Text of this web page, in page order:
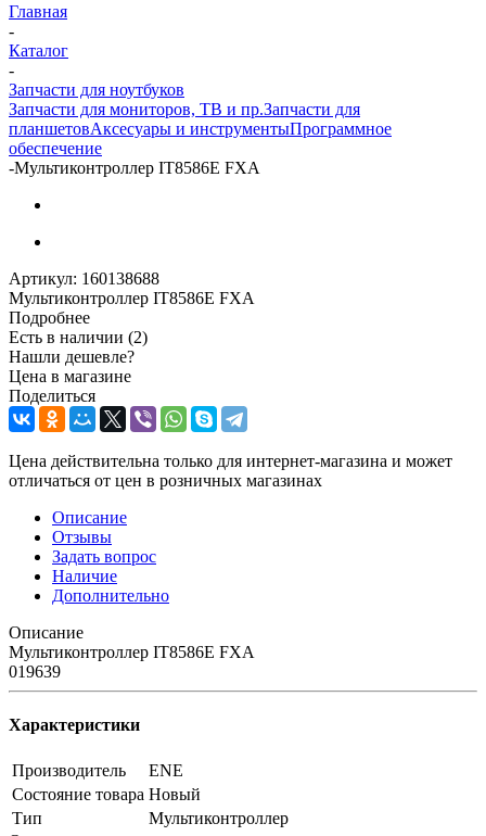
Главная
-
Каталог
-
Запчасти для ноутбуков
Запчасти для мониторов, ТВ и пр.Запчасти для
планшетовАксесуары и инструментыПрограммное
обеспечение
-Мультиконтроллер IT8586E FXA
Артикул: 160138688
Мультиконтроллер IT8586E FXA
Подробнее
Есть в наличии (2)
Нашли дешевле?
Цена в магазине
Поделиться
Цена действительна только для интернет-магазина и может
отличаться от цен в розничных магазинах
Описание
Отзывы
Задать вопрос
Наличие
Дополнительно
Описание
Мультиконтроллер IT8586E FXA
019639
Характеристики
Производитель
ENE
Состояние товара Новый
Тип
Мультиконтроллер